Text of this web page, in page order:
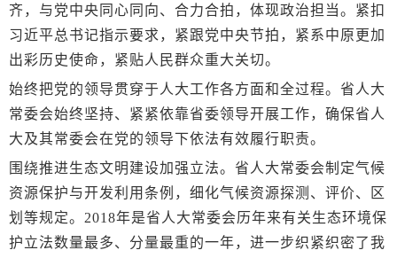
齐，与党中央同心同向、合力合拍，体现政治担当。紧扣
习近平总书记指示要求，紧跟党中央节拍，紧系中原更加
出彩历史使命，紧贴人民群众重大关切。
始终把党的领导贯穿于人大工作各方面和全过程。省人大
常委会始终坚持、紧紧依靠省委领导开展工作，确保省人
大及其常委会在党的领导下依法有效履行职责。
围绕推进生态文明建设加强立法。省人大常委会制定气候
资源保护与开发利用条例，细化气候资源探测、评价、区
划等规定。2018年是省人大常委会历年来有关生态环境保
护立法数量最多、分量最重的一年，进一步织紧织密了我